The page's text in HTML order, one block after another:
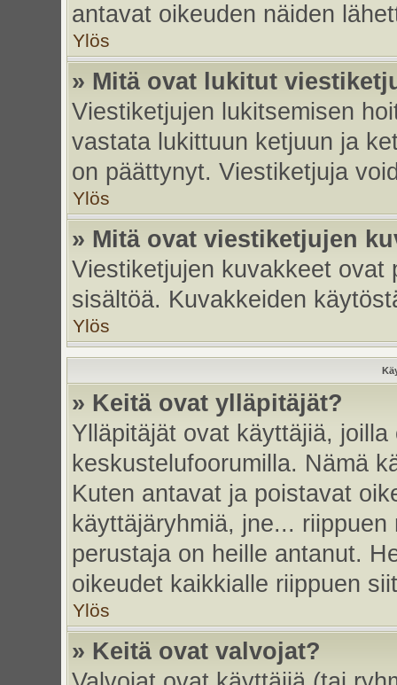
antavat oikeuden näiden
Ylös
» Mitä ovat lukitut
Viestiketjujen lukitsemisen
vastata lukittuun ketjuun ja
on päättynyt. Viestiketjuja
Ylös
» Mitä ovat viestiketjujen
Viestiketjujen kuvakkeet ovat
sisältöä. Kuvakkeiden
Ylös
» Keitä ovat ylläpitäjät?
Ylläpitäjät ovat käyttäjiä,
keskustelufoorumilla. Nämä
Kuten antavat ja poistavat
käyttäjäryhmiä, jne...
perustaja on heille antanut.
oikeudet kaikkialle riippuen
Ylös
» Keitä ovat valvojat?